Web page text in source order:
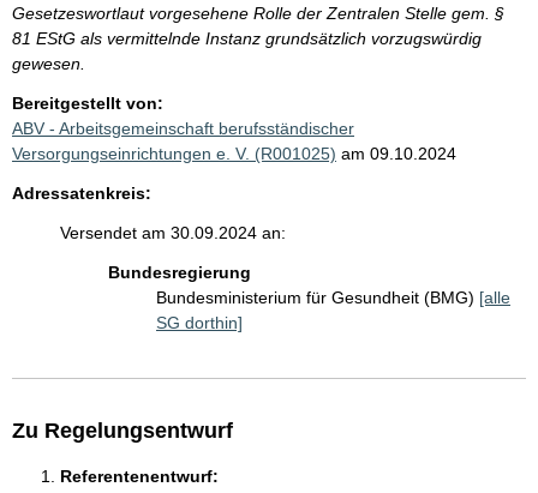
Gesetzeswortlaut vorgesehene Rolle der Zentralen Stelle gem. §
81 EStG als vermittelnde Instanz grundsätzlich vorzugswürdig
gewesen.
Bereitgestellt von:
ABV - Arbeitsgemeinschaft berufsständischer
Versorgungseinrichtungen e. V. (R001025) am 09.10.2024
Adressatenkreis:
Versendet am 30.09.2024 an:
Bundesregierung
Bundesministerium für Gesundheit (BMG) [alle
SG dorthin]
Zu Regelungsentwurf
Referentenentwurf: